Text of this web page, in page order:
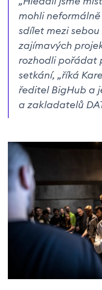
mohli
sdílet mezi sebou
zajímavých
rozhodli pořádat
setkání, „říká
ředitel BigHub a
a zakladatelů